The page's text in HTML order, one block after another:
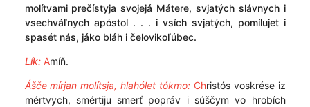
molítvami prečístyja svojejá Mátere, svjatých slávnych i
vsechváľnych apóstol . . . i vsích svjatých, pomílujet i
spasét nás, jáko bláh i čelovikoľúbec.
Lík: Amíň.
Ášče mírjan molítsja, hlahólet tókmo: Christós voskrése iz
mértvych, smértiju smerť popráv i súščym vo hrobích